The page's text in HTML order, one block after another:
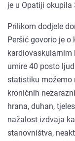
je u Opatiji okupila
Prilikom dodjele
Peršić govorio je
umire 40 posto
statistiku možemo
kroničnih
hrana, duhan,
nažalost izdvaja
stanovništva,